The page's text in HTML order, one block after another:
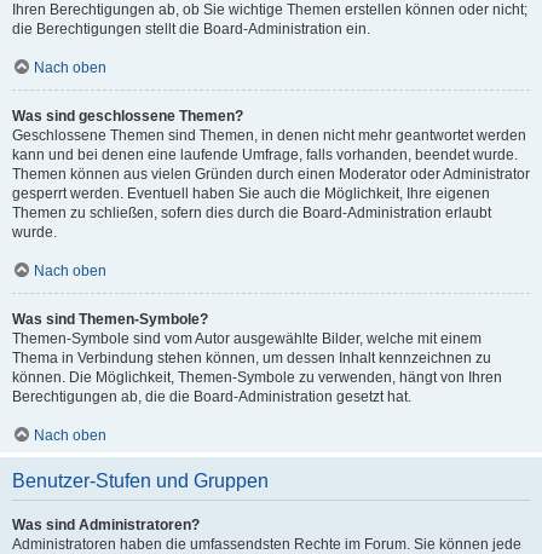
Ihren Berechtigungen ab, ob Sie wichtige Themen erstellen können oder nicht;
die Berechtigungen stellt die Board-Administration ein.
Nach oben
Was sind geschlossene Themen?
Geschlossene Themen sind Themen, in denen nicht mehr geantwortet werden
kann und bei denen eine laufende Umfrage, falls vorhanden, beendet wurde.
Themen können aus vielen Gründen durch einen Moderator oder Administrator
gesperrt werden. Eventuell haben Sie auch die Möglichkeit, Ihre eigenen
Themen zu schließen, sofern dies durch die Board-Administration erlaubt
wurde.
Nach oben
Was sind Themen-Symbole?
Themen-Symbole sind vom Autor ausgewählte Bilder, welche mit einem
Thema in Verbindung stehen können, um dessen Inhalt kennzeichnen zu
können. Die Möglichkeit, Themen-Symbole zu verwenden, hängt von Ihren
Berechtigungen ab, die die Board-Administration gesetzt hat.
Nach oben
Benutzer-Stufen und Gruppen
Was sind Administratoren?
Administratoren haben die umfassendsten Rechte im Forum. Sie können jede